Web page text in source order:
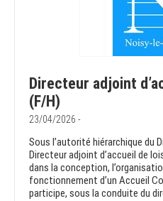
Directeur adjoint
(F/H)
23/04/2026 -
Sous l’autorité hiérarchique du
Directeur adjoint d’accueil de
dans la conception,
fonctionnement d’un Accueil
participe, sous la conduite du